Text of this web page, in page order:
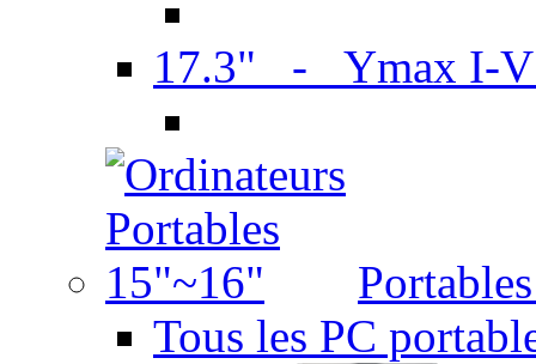
17.3" - Ymax I-
Tous les PC